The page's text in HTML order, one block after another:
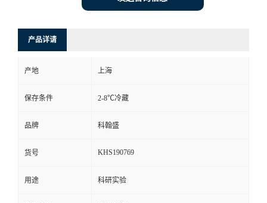
产品详请
产地 上海
保存条件 2-8℃冷藏
品牌 科翰盛
货号 KHS190769
用途 科研实验